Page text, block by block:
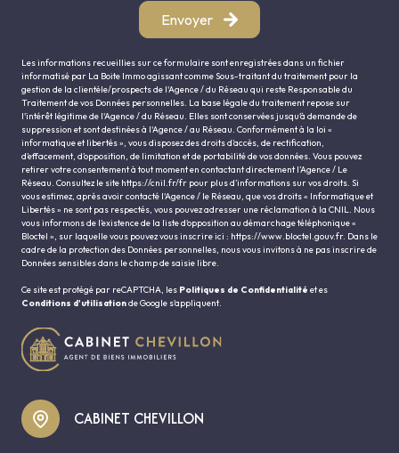
Envoyer
Les informations recueillies sur ce formulaire sont enregistrées dans un fichier
informatisé par La Boite Immo agissant comme Sous-traitant du traitement pour la
gestion de la clientèle/prospects de l'Agence / du Réseau qui reste Responsable du
Traitement de vos Données personnelles. La base légale du traitement repose sur
l'intérêt légitime de l'Agence / du Réseau. Elles sont conservées jusqu'à demande de
suppression et sont destinées à l'Agence / au Réseau. Conformément à la loi «
informatique et libertés », vous disposez des droits d’accès, de rectification,
d’effacement, d’opposition, de limitation et de portabilité de vos données. Vous pouvez
retirer votre consentement à tout moment en contactant directement l’Agence / Le
Réseau. Consultez le site https://cnil.fr/fr pour plus d’informations sur vos droits. Si
vous estimez, après avoir contacté l'Agence / le Réseau, que vos droits « Informatique et
Libertés » ne sont pas respectés, vous pouvez adresser une réclamation à la CNIL. Nous
vous informons de l’existence de la liste d'opposition au démarchage téléphonique «
Bloctel », sur laquelle vous pouvez vous inscrire ici : https://www.bloctel.gouv.fr. Dans le
cadre de la protection des Données personnelles, nous vous invitons à ne pas inscrire de
Données sensibles dans le champ de saisie libre.
Ce site est protégé par reCAPTCHA, les Politiques de Confidentialité et es
Conditions d'utilisationde Google s'appliquent.
CABINET CHEVILLON